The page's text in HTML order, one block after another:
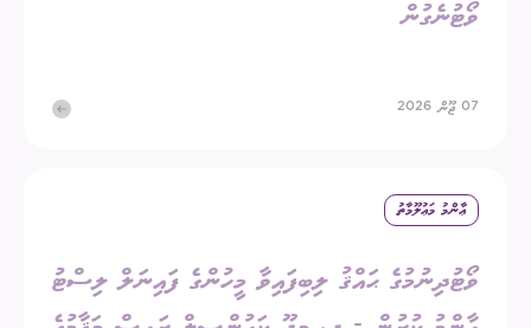
ވޯޓުނެގުން
07 ޖޫން 2026
ޢާންމު މަޢުލޫމާތު
ވޯޓުދިނުމުގެ ޙައްޤު ލިބިފައިވާ މީހުންގެ ފައިނަލް ލިސްޓު